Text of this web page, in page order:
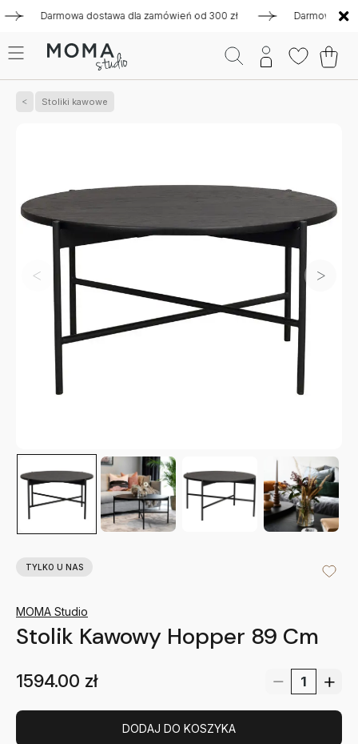
Darmowa dostawa dla zamówień od 300 zł Darmowa
Stoliki kawowe
TYLKO U NAS
MOMA Studio
Stolik Kawowy Hopper 89 Cm
1594.00 zł
DODAJ DO KOSZYKA